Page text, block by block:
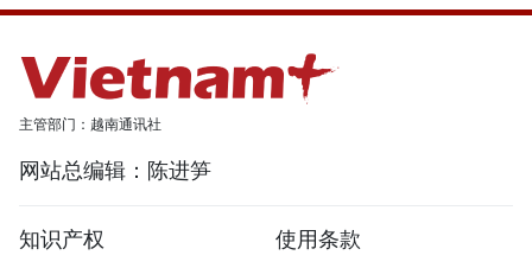
主管部门：越南通讯社
网站总编辑：陈进笋
知识产权 使用条款